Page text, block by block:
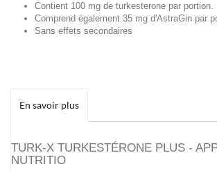
Contient 100 mg de turkesterone par portion.
Comprend également 35 mg d'AstraGin par
Sans effets secondaires
En savoir plus
TURK-X TURKESTÉRONE PLUS -
NUTRITIO